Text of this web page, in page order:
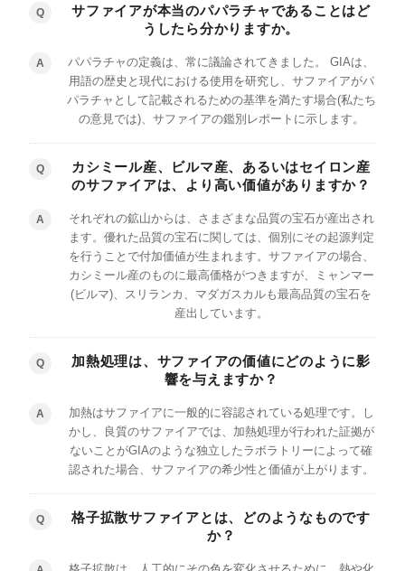
Q
サファイアが本当のパパラチャであることはど
うしたら分かりますか。
A
パパラチャの定義は、常に議論されてきました。 GIAは、
用語の歴史と現代における使用を研究し、サファイアがパ
パラチャとして記載されるための基準を満たす場合(私たち
の意見では)、サファイアの鑑別レポートに示します。
Q
カシミール産、ビルマ産、あるいはセイロン産
のサファイアは、より高い価値がありますか？
A
それぞれの鉱山からは、さまざまな品質の宝石が産出され
ます。優れた品質の宝石に関しては、個別にその起源判定
を行うことで付加価値が生まれます。サファイアの場合、
カシミール産のものに最高価格がつきますが、ミャンマー
(ビルマ)、スリランカ、マダガスカルも最高品質の宝石を
産出しています。
Q
加熱処理は、サファイアの価値にどのように影
響を与えますか？
A
加熱はサファイアに一般的に容認されている処理です。し
かし、良質のサファイアでは、加熱処理が行われた証拠が
ないことがGIAのような独立したラボラトリーによって確
認された場合、サファイアの希少性と価値が上がります。
Q
格子拡散サファイアとは、どのようなものです
か？